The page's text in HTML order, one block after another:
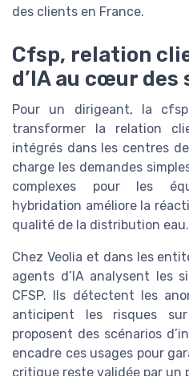
des clients en France.
Cfsp, relation
d’IA au cœur des
Pour un dirigeant, la
transformer la relation
intégrés dans les centres
charge les demandes
complexes pour les
hybridation améliore la
qualité de la distribution eau.
Chez Veolia et dans les
agents d’IA analysent les
CFSP. Ils détectent les
anticipent les risques
proposent des scénarios
encadre ces usages pour
critique reste validée par un